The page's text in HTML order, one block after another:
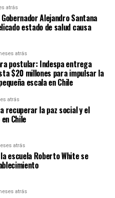
atrás
Alejandro Santana
estado de salud causa
atrás
postular: Indespa entrega
$20 millones para impulsar la
escala en Chile
atrás
recuperar la paz social y el
Chile
atrás
escuela Roberto White se
atrás